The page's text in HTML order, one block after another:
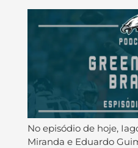
No episódio de hoje,
Miranda e Eduardo